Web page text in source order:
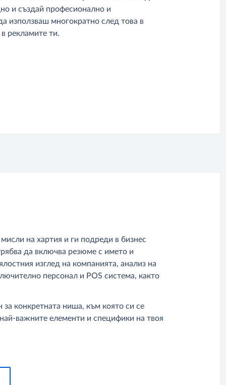
и създай професионално и
използваш многократно след това в
рекламите ти.
на хартия и ги подреди в бизнес
да включва резюме с името и
изглед на компанията, анализ на
персонал и POS система, както
конкретната ниша, към която си се
важните елементи и специфики на твоя